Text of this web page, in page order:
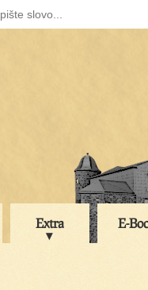
Extra E-